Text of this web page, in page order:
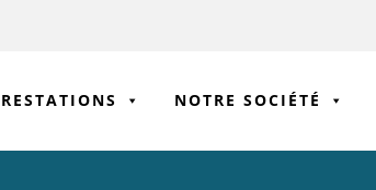
NOTRE SOCIÉTÉ